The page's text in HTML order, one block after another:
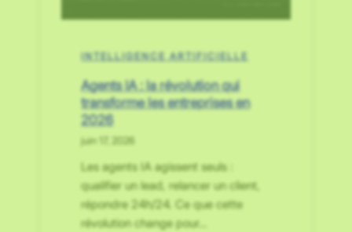
INTELLIGENCE ARTIFICIELLE
Agents IA : la révolution qui
transforme les entreprises en
2026
juin 17, 2026
Les agents IA agissent seuls :
qualifier un lead, relancer un client,
répondre 24h/24. Ce que cette
révolution change pour…